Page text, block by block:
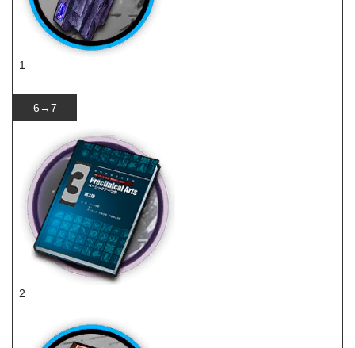
1
6→7
2